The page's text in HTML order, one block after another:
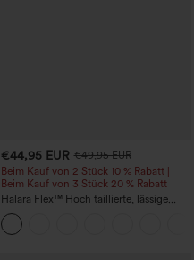
€44,95 EUR €49,95 EUR
Beim Kauf von 2 Stück 10 % Rabatt |
Beim Kauf von 3 Stück 20 % Rabatt
Halara Flex™ Hoch taillierte, lässige
Jeans mit Taschen, umgekrempeltem
Saum, weitem Bein und verwaschenem
Finish